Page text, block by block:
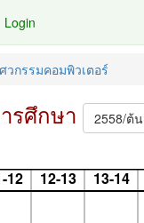
Login
วกรรมคอมพิวเตอร์
รศึกษา
2558/ต้น
12 12-13 13-14